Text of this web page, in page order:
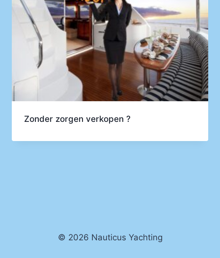
Zonder zorgen verkopen ?
© 2026 Nauticus Yachting